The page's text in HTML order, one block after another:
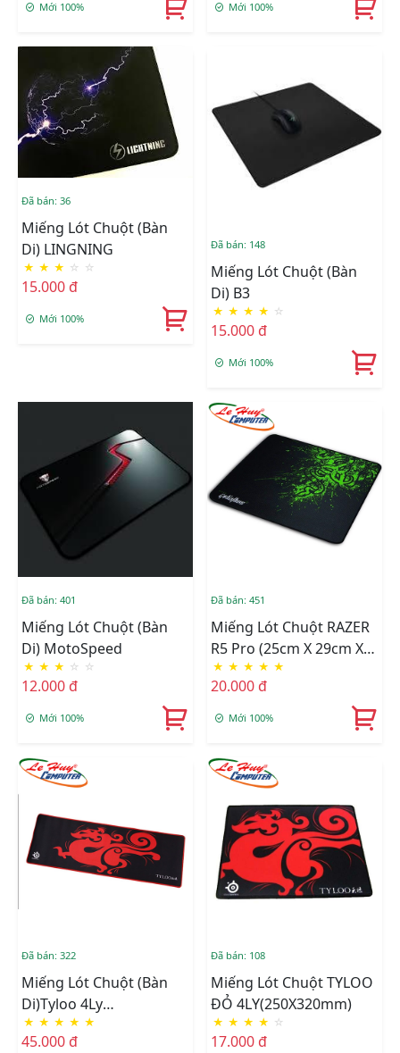
Mới 100% Mới 100%
Đã bán: 36
Miếng Lót Chuột (Bàn
Di) LINGNING
★ ★ ★ ☆ ☆
15.000 đ
Mới 100%
Đã bán: 148
Miếng Lót Chuột (Bàn
Di) B3
★ ★ ★ ★ ☆
15.000 đ
Mới 100%
Đã bán: 401
Miếng Lót Chuột (bàn
Di) MotoSpeed
★ ★ ★ ☆ ☆
12.000 đ
Mới 100%
Đã bán: 451
Miếng Lót Chuột RAZER
R5 Pro (25cm X 29cm X
4mm)
★ ★ ★ ★ ★
20.000 đ
Mới 100%
Đã bán: 322
Miếng Lót Chuột (Bàn
Di)Tyloo 4Ly
70CM(700X300) Cực Đại
★ ★ ★ ★ ★
45.000 đ
Đã bán: 108
Miếng Lót Chuột TYLOO
ĐỎ 4LY(250X320mm)
★ ★ ★ ★ ☆
17.000 đ